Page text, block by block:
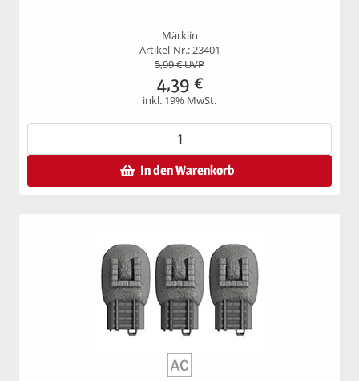
Märklin
Artikel-Nr.: 23401
5,99€ UVP
4,39 €
inkl. 19% MwSt.
In den Warenkorb